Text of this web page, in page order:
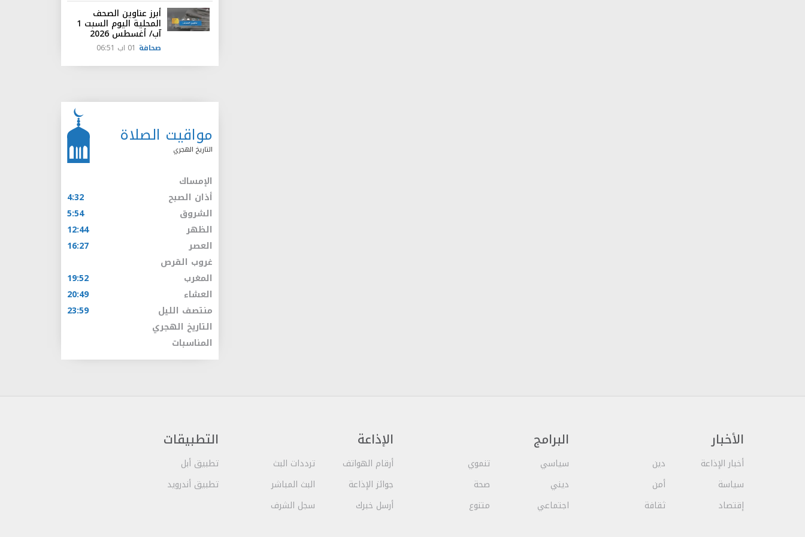
أبرز عناوين الصحف
المحلية اليوم السبت 1
آب/ أغسطس 2026
صحافة 01 اب 06:51
مواقيت الصلاة
التاريخ الهجري
الإمساك
أذان الصبح
4:32
الشروق
5:54
الظهر
12:44
العصر
16:27
غروب القرص
المغرب
19:52
العشاء
20:49
منتصف الليل
23:59
التاريخ الهجري
المناسبات
الأخبار
أخبار الإذاعة
سياسة
إقتصاد
دين
أمن
ثقافة
البرامج
سياسي
ديني
اجتماعي
تنموي
صحة
متنوع
الإذاعة
أرقام الهواتف
جوائز الإذاعة
أرسل خبرك
ترددات البث
البث المباشر
سجل الشرف
التطبيقات
تطبيق أبل
تطبيق أندرويد